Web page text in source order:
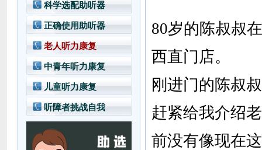
科学选配助听器
正确使用助听器
老人听力康复
中青年听力康复
儿童听力康复
听障者挑战自我
80岁的陈叔叔
西直门店。
刚进门的陈叔
赶紧给我介绍
前没有像现在